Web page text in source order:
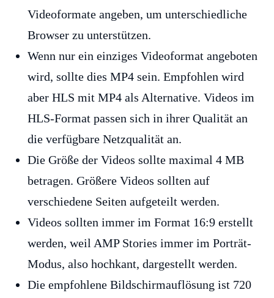
Videoformate angeben, um unterschiedliche
Browser zu unterstützen.
Wenn nur ein einziges Videoformat angeboten
wird, sollte dies MP4 sein. Empfohlen wird
aber HLS mit MP4 als Alternative. Videos im
HLS-Format passen sich in ihrer Qualität an
die verfügbare Netzqualität an.
Die Größe der Videos sollte maximal 4 MB
betragen. Größere Videos sollten auf
verschiedene Seiten aufgeteilt werden.
Videos sollten immer im Format 16:9 erstellt
werden, weil AMP Stories immer im Porträt-
Modus, also hochkant, dargestellt werden.
Die empfohlene Bildschirmauflösung ist 720